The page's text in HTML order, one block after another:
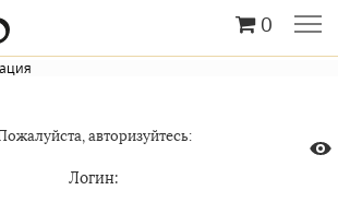
0
авторизуйтесь:
Логин: